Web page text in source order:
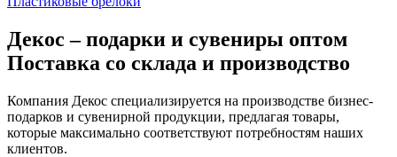
Декос – подарки и сувениры оптом
Поставка со склада и производство
Компания Декос специализируется на производстве бизнес-
подарков и сувенирной продукции, предлагая товары,
которые максимально соответствуют потребностям наших
клиентов.